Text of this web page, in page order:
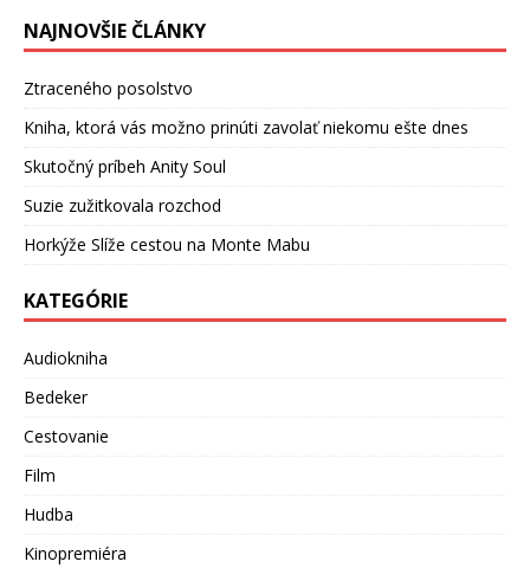
NAJNOVŠIE ČLÁNKY
Ztraceného posolstvo
Kniha, ktorá vás možno prinúti zavolať niekomu ešte dnes
Skutočný príbeh Anity Soul
Suzie zužitkovala rozchod
Horkýže Slíže cestou na Monte Mabu
KATEGÓRIE
Audiokniha
Bedeker
Cestovanie
Film
Hudba
Kinopremiéra